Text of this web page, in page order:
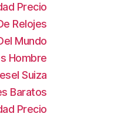
Precio
Relojes
Mundo
Hombre
Suiza
Baratos
Precio